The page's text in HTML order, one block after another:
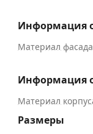
Информация
Материал фасада
Информация
Материал
Размеры